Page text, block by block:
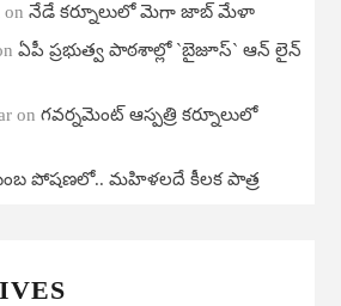
on నేడే కర్నూలులో మెగా జాబ్ మేళా
ఏపీ ప్ర‌భుత్వ పాఠ‌శాల్లో `బైజూస్` ఆన్ లైన్
on గ‌వ‌ర్న‌మెంట్ ఆస్ప‌త్రి క‌ర్నూలులో
పోషణలో.. మహిళలదే కీలక పాత్ర